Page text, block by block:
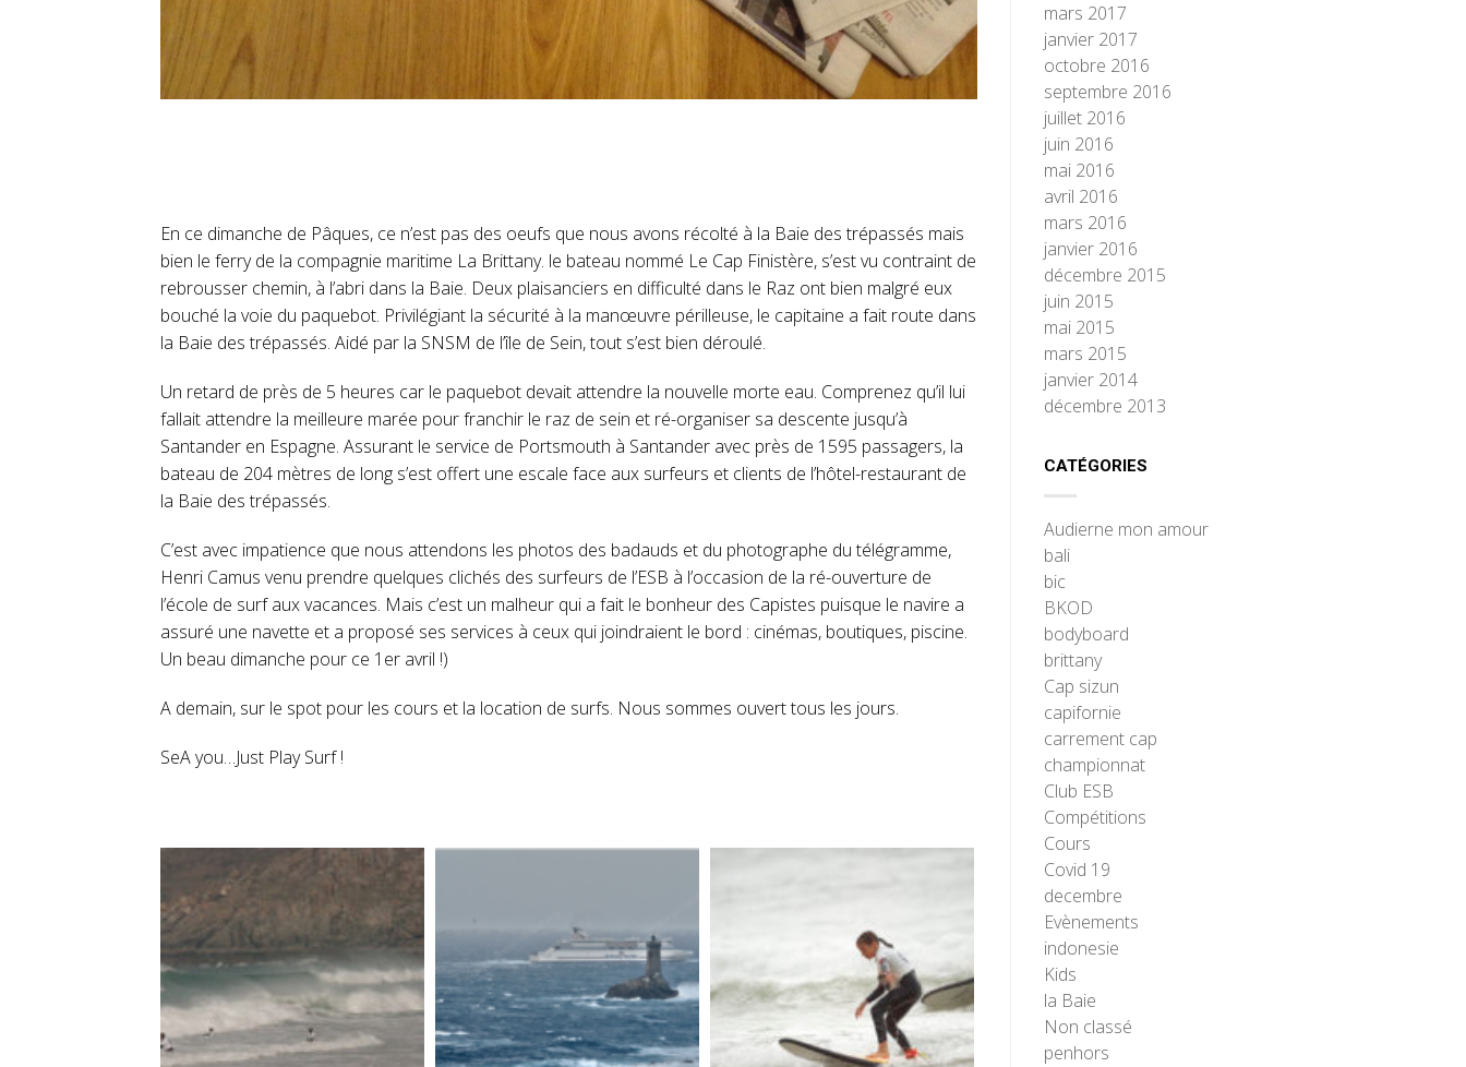
En ce dimanche de Pâques, ce n’est pas des oeufs que nous avons récolté à la Baie des trépassés mais
bien le ferry de la compagnie maritime La Brittany. le bateau nommé Le Cap Finistère, s’est vu contraint de
rebrousser chemin, à l’abri dans la Baie. Deux plaisanciers en difficulté dans le Raz ont bien malgré eux
bouché la voie du paquebot. Privilégiant la sécurité à la manœuvre périlleuse, le capitaine a fait route dans
la Baie des trépassés. Aidé par la SNSM de l’île de Sein, tout s’est bien déroulé.
Un retard de près de 5 heures car le paquebot devait attendre la nouvelle morte eau. Comprenez qu’il lui
fallait attendre la meilleure marée pour franchir le raz de sein et ré-organiser sa descente jusqu’à
Santander en Espagne. Assurant le service de Portsmouth à Santander avec près de 1595 passagers, la
bateau de 204 mètres de long s’est offert une escale face aux surfeurs et clients de l’hôtel-restaurant de
la Baie des trépassés.
C’est avec impatience que nous attendons les photos des badauds et du photographe du télégramme,
Henri Camus venu prendre quelques clichés des surfeurs de l’ESB à l’occasion de la ré-ouverture de
l’école de surf aux vacances. Mais c’est un malheur qui a fait le bonheur des Capistes puisque le navire a
assuré une navette et a proposé ses services à ceux qui joindraient le bord : cinémas, boutiques, piscine.
Un beau dimanche pour ce 1er avril !)
A demain, sur le spot pour les cours et la location de surfs. Nous sommes ouvert tous les jours.
SeA you…Just Play Surf !
mars 2017
janvier 2017
octobre 2016
septembre 2016
juillet 2016
juin 2016
mai 2016
avril 2016
mars 2016
janvier 2016
décembre 2015
juin 2015
mai 2015
mars 2015
janvier 2014
décembre 2013
CATÉGORIES
Audierne mon amour
bali
bic
BKOD
bodyboard
brittany
Cap sizun
capifornie
carrement cap
championnat
Club ESB
Compétitions
Cours
Covid 19
decembre
Evènements
indonesie
Kids
la Baie
Non classé
penhors